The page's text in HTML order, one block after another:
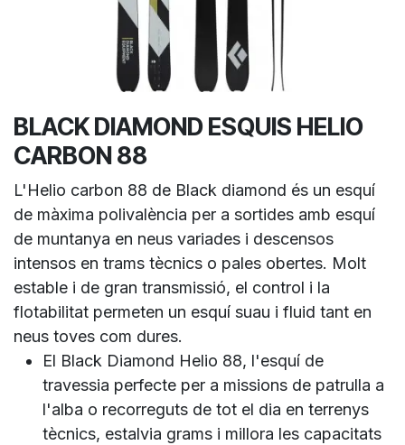
BLACK DIAMOND ESQUIS HELIO
CARBON 88
L'Helio carbon 88 de Black diamond és un esquí
de màxima polivalència per a sortides amb esquí
de muntanya en neus variades i descensos
intensos en trams tècnics o pales obertes. Molt
estable i de gran transmissió, el control i la
flotabilitat permeten un esquí suau i fluid tant en
neus toves com dures.
El Black Diamond Helio 88, l'esquí de
travessia perfecte per a missions de patrulla a
l'alba o recorreguts de tot el dia en terrenys
tècnics, estalvia grams i millora les capacitats